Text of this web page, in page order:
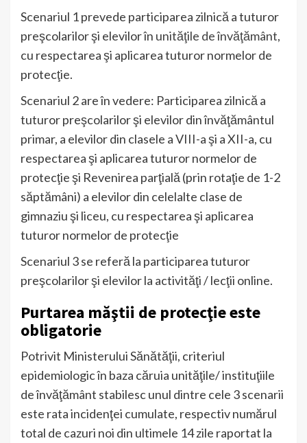
Scenariul 1 prevede participarea zilnică a tuturor
preşcolarilor şi elevilor în unităţile de învăţământ,
cu respectarea şi aplicarea tuturor normelor de
protecţie.
Scenariul 2 are în vedere: Participarea zilnică a
tuturor preşcolarilor şi elevilor din învăţământul
primar, a elevilor din clasele a VIII-a şi a XII-a, cu
respectarea şi aplicarea tuturor normelor de
protecţie şi Revenirea parţială (prin rotaţie de 1-2
săptămâni) a elevilor din celelalte clase de
gimnaziu şi liceu, cu respectarea şi aplicarea
tuturor normelor de protecţie
Scenariul 3 se referă la participarea tuturor
preşcolarilor şi elevilor la activităţi / lecţii online.
Purtarea măştii de protecţie este
obligatorie
Potrivit Ministerului Sănătăţii, criteriul
epidemiologic în baza căruia unităţile/ instituţiile
de învăţământ stabilesc unul dintre cele 3 scenarii
este rata incidenţei cumulate, respectiv numărul
total de cazuri noi din ultimele 14 zile raportat la